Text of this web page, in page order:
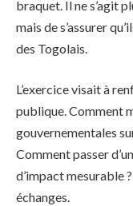
braquet. Il ne s’agit
mais de s’assurer
des Togolais.
L’exercice visait à
publique. Comment
gouvernementales
Comment passer
d’impact mesurable
échanges.